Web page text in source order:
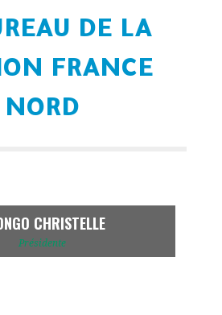
DE LA
FRANCE
NORD
CHRISTELLE
Présidente